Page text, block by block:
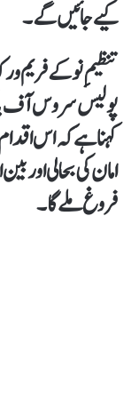
کیے جائیں گے۔
تنظیمِ نو کے فریم
پولیس سروس آف
کہنا ہے کہ اس
امان کی بحالی اور
فروغ ملے گا۔